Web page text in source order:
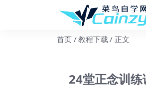
首页 教程下载 正文
24堂正念训